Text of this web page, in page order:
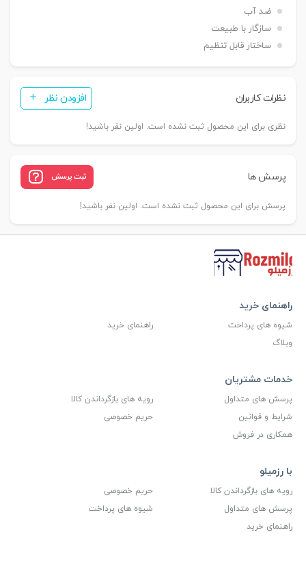
ضد آب
سازگار با طبیعت
ساختار قابل تنظیم
نظرات کاربران افزودن نظر
نظری برای این محصول ثبت نشده است. اولین نفر باشید!
پرسش ها ثبت پرسش
پرسش برای این محصول ثبت نشده است. اولین نفر باشید!
راهنمای خرید
شیوه های پرداخت
راهنمای خرید
وبلاگ
خدمات مشتریان
پرسش های متداول
رویه های بازگرداندن کالا
شرایط و قوانین
حریم خصوصی
همکاری در فروش
با رزمیلو
رویه های بازگرداندن کالا
حریم خصوصی
پرسش های متداول
شیوه های پرداخت
راهنمای خرید